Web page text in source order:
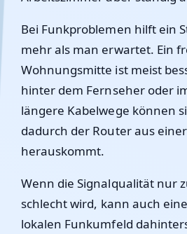
Bei Funkproblemen hilft ein
mehr als man erwartet. Ein
Wohnungsmitte ist meist
hinter dem Fernseher oder
längere Kabelwege können
dadurch der Router aus
herauskommt.
Wenn die Signalqualität nur
schlecht wird, kann auch
lokalen Funkumfeld